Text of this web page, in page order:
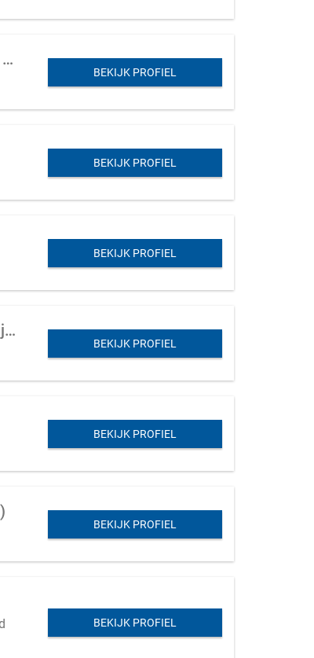
Productiebedrijf (timmerwerkplaats en montage) van niche producten voor woningen (zonwering)
BEKIJK PROFIEL
BEKIJK PROFIEL
BEKIJK PROFIEL
Productiekeuken te koop aangeboden in Overijssel gunstig gelegen in een groot bedrijfspark en t.o.v.de Duitse grens
BEKIJK PROFIEL
BEKIJK PROFIEL
BEKIJK PROFIEL
BEKIJK PROFIEL